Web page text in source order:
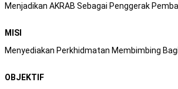
Menjadikan AKRAB Sebagai Penggerak
MISI
Menyediakan Perkhidmatan Membimbing
OBJEKTIF